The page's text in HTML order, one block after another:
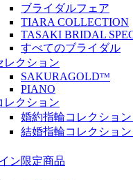
ブライダルフェア
TIARA COLLECTION
TASAKI BRIDAL
すべてのブライダル
レクション
SAKURAGOLDᵀᴹ
PIANO
レクション
婚約指輪コレクショ
結婚指輪コレクショ
ン限定商品